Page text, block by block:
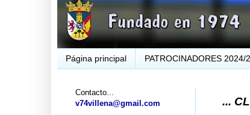
Página principal PATROCINADORES 2024/
... CLUB
Contacto...
v74villena@gmail.com